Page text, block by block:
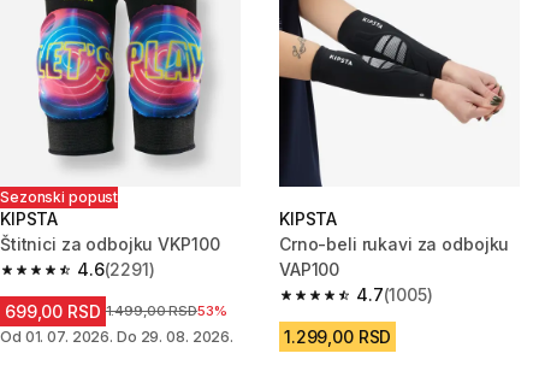
Sezonski popust
KIPSTA
Štitnici za odbojku VKP100
4.6
4.6 od 5 zvezdica from 2291 Recenzije
(2291)
699,00 RSD Cena pre sniženja
1.499,00 RSD53%
Od 01. 07. 2026. Do 29. 08. 2026.
KIPSTA
Crno-beli rukavi za odbojku
VAP100
4.7
4.7 od 5 zvezdica from 1005
(1005)
1.299,00 RSD